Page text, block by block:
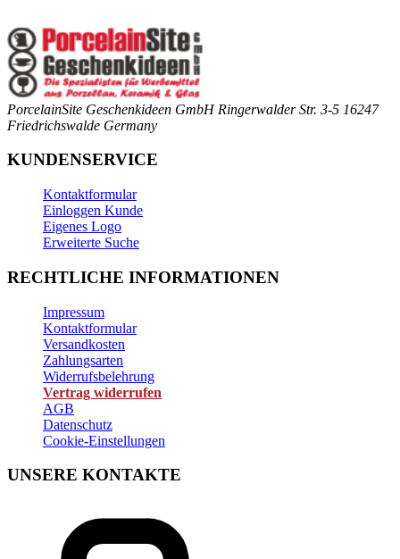
PorcelainSite Geschenkideen GmbH Ringerwalder Str. 3-5 16247
Friedrichswalde Germany
KUNDENSERVICE
Kontaktformular
Einloggen Kunde
Eigenes Logo
Erweiterte Suche
RECHTLICHE INFORMATIONEN
Impressum
Kontaktformular
Versandkosten
Zahlungsarten
Widerrufsbelehrung
Vertrag widerrufen
AGB
Datenschutz
Cookie-Einstellungen
UNSERE KONTAKTE